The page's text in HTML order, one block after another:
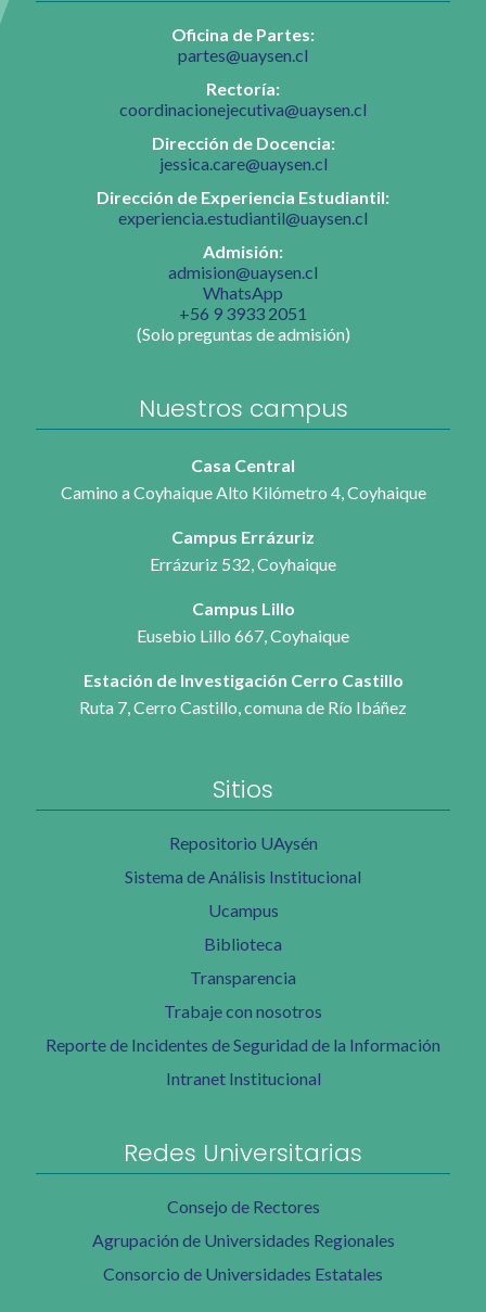
Oficina de Partes:
partes@uaysen.cl
Rectoría:
coordinacionejecutiva@uaysen.cl
Dirección de Docencia:
jessica.care@uaysen.cl
Dirección de Experiencia Estudiantil:
experiencia.estudiantil@uaysen.cl
Admisión:
admision@uaysen.cl
WhatsApp
+56 9 3933 2051
(Solo preguntas de admisión)
Nuestros campus
Casa Central
Camino a Coyhaique Alto Kilómetro 4, Coyhaique
Campus Errázuriz
Errázuriz 532, Coyhaique
Campus Lillo
Eusebio Lillo 667, Coyhaique
Estación de Investigación Cerro Castillo
Ruta 7, Cerro Castillo, comuna de Río Ibáñez
Sitios
Repositorio UAysén
Sistema de Análisis Institucional
Ucampus
Biblioteca
Transparencia
Trabaje con nosotros
Reporte de Incidentes de Seguridad de la Información
Intranet Institucional
Redes Universitarias
Consejo de Rectores
Agrupación de Universidades Regionales
Consorcio de Universidades Estatales